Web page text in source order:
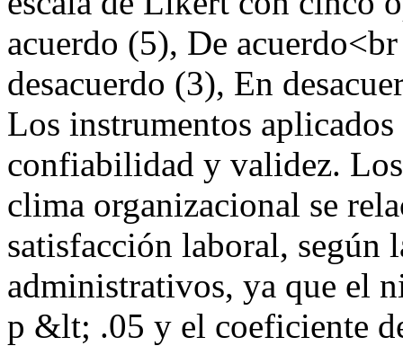
acuerdo (5), De
desacuerdo (3), En
Los instrumentos
confiabilidad y validez.
clima organizacional se
satisfacción laboral, según
administrativos, ya que el
p &lt; .05 y el coeficiente